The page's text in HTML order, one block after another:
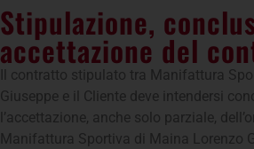
Stipulazione,
accettazione del
Il contratto stipulato tra Manifattura
Giuseppe e il Cliente deve intendersi
l’accettazione, anche solo parziale,
Manifattura Sportiva di Maina Lorenzo